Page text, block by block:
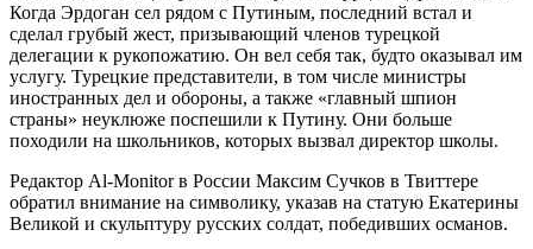
Когда Эрдоган сел рядом с Путиным, последний встал и
сделал грубый жест, призывающий членов турецкой
делегации к рукопожатию. Он вел себя так, будто оказывал им
услугу. Турецкие представители, в том числе министры
иностранных дел и обороны, а также «главный шпион
страны» неуклюже поспешили к Путину. Они больше
походили на школьников, которых вызвал директор школы.
Редактор Al-Monitor в России Максим Сучков в Твиттере
обратил внимание на символику, указав на статую Екатерины
Великой и скульптуру русских солдат, победивших османов.